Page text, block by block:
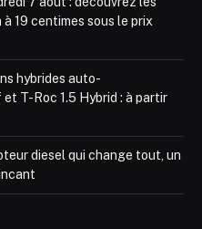
19 centimes sous le prix
hybrides auto-
T-Roc 1.5 Hybrid : à partir
diesel qui change tout, un